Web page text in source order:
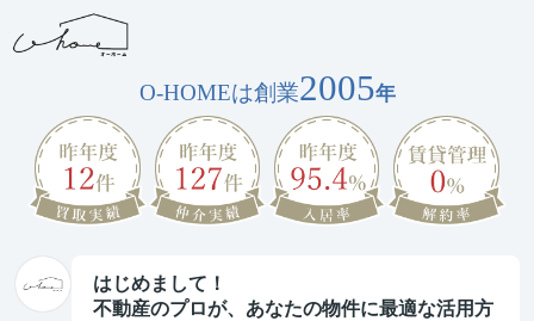
O-HOMEは創業2005年
はじめまして！
不動産のプロが、あなたの物件に最適な活用方